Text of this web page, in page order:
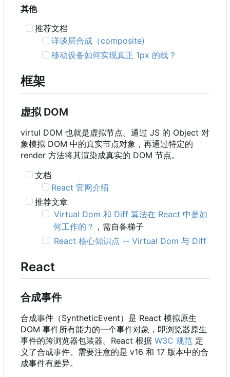
其他
推荐文档
详谈层合成 （composite)
移动设备如何实现真正 1px 的线？
框架
虚拟 DOM
virtul DOM 也就是虚拟节点。通过 JS 的 Object 对
象模拟 DOM 中的真实节点对象，再通过特定的
render 方法将其渲染成真实的 DOM 节点。
文档
React 官网介绍
推荐文章
Virtual Dom 和 Diff 算法在 React 中是如
何工作的？ ，需自备梯子
React 核心知识点 -- Virtual Dom 与 Diff
React
合成事件
合成事件 （SyntheticEvent） 是 React 模拟原生
DOM 事件所有能力的一个事件对象 ， 即浏览器原生
事件的跨浏览器包装器。React 根据 W3C 规范 定
义了合成事件。需要注意的是 v16 和 17 版本中的合
成事件有差异。